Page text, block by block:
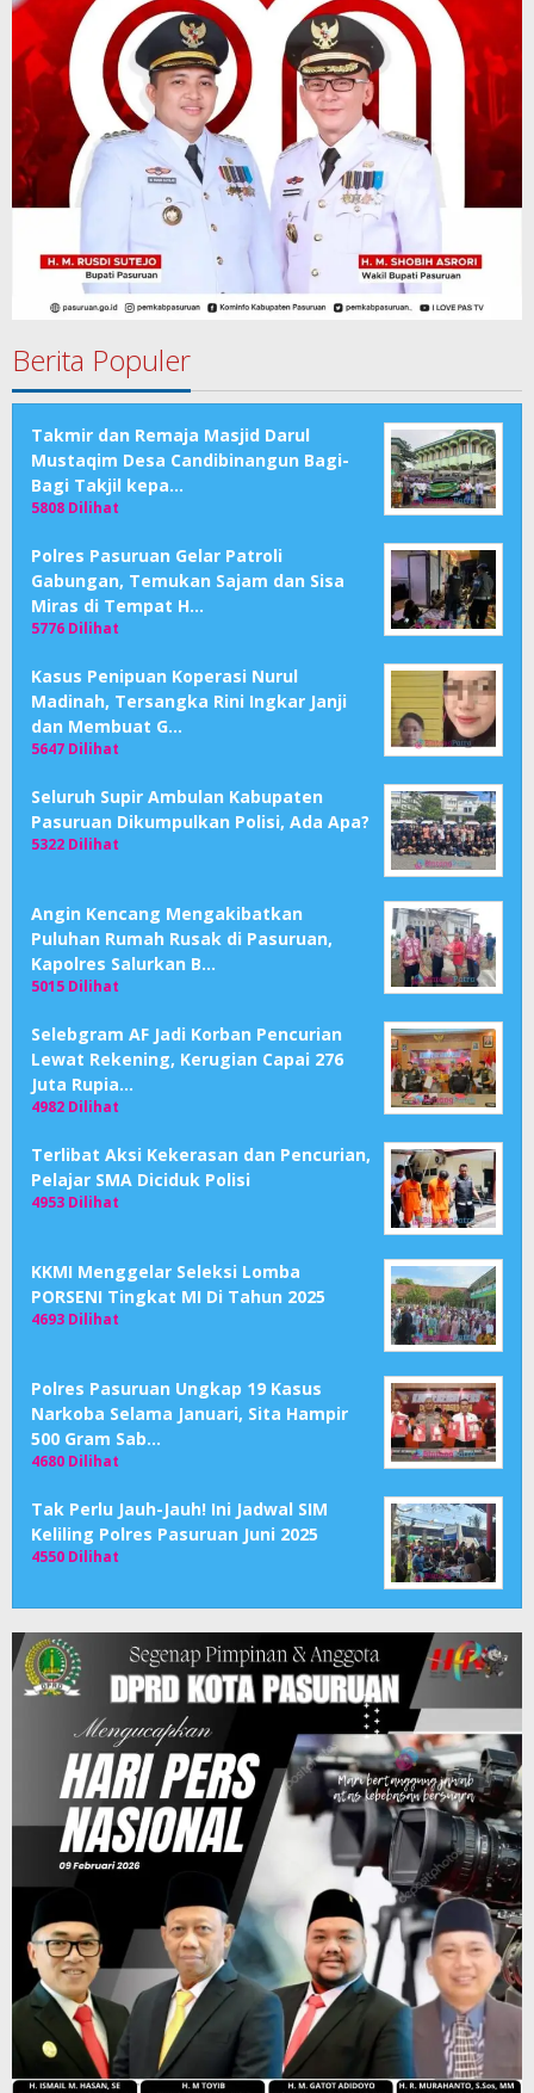
Berita Populer
Takmir dan Remaja Masjid Darul
Mustaqim Desa Candibinangun Bagi-
Bagi Takjil kepa…
5808 Dilihat
Polres Pasuruan Gelar Patroli
Gabungan, Temukan Sajam dan Sisa
Miras di Tempat H…
5776 Dilihat
Kasus Penipuan Koperasi Nurul
Madinah, Tersangka Rini Ingkar Janji
dan Membuat G…
5647 Dilihat
Seluruh Supir Ambulan Kabupaten
Pasuruan Dikumpulkan Polisi, Ada Apa?
5322 Dilihat
Angin Kencang Mengakibatkan
Puluhan Rumah Rusak di Pasuruan,
Kapolres Salurkan B…
5015 Dilihat
Selebgram AF Jadi Korban Pencurian
Lewat Rekening, Kerugian Capai 276
Juta Rupia…
4982 Dilihat
Terlibat Aksi Kekerasan dan Pencurian,
Pelajar SMA Diciduk Polisi
4953 Dilihat
KKMI Menggelar Seleksi Lomba
PORSENI Tingkat MI Di Tahun 2025
4693 Dilihat
Polres Pasuruan Ungkap 19 Kasus
Narkoba Selama Januari, Sita Hampir
500 Gram Sab…
4680 Dilihat
Tak Perlu Jauh-Jauh! Ini Jadwal SIM
Keliling Polres Pasuruan Juni 2025
4550 Dilihat